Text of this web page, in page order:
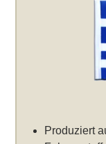
Produziert